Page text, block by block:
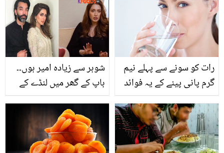
بھی کمرے کو ٹھنڈا رکھنے
کے آسان طریقے
کے وہ طریقے جن سے بجلی
کا بل بھی کم آئے
شوہر سے زیادہ امیر ہوں۔۔
باپ کے گھر میں لنڈے کے
علی کی پرانی غربت بھری
زندگی اور شوہر کے متعلق
کیے گئے انکشافات
رات کو سونے سے پہلے نیم
گرم پانی پینے کے یہ فوائد